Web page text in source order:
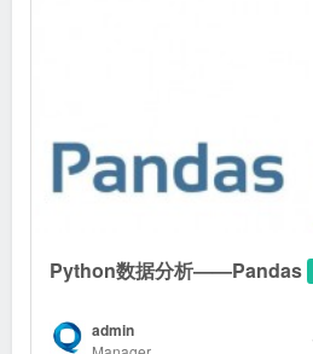
Python数据分析——Pandas
admin